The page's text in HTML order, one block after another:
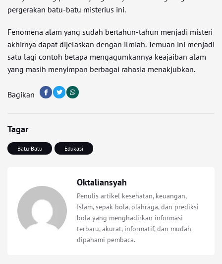
pergerakan batu-batu misterius ini.
Fenomena alam yang sudah bertahun-tahun menjadi misteri
akhirnya dapat dijelaskan dengan ilmiah. Temuan ini menjadi
satu lagi contoh betapa mengagumkannya keajaiban alam
yang masih menyimpan berbagai rahasia menakjubkan.
Bagikan
Tagar
Batu-Batu Edukasi
Oktaliansyah
Penulis artikel kesehatan, keuangan,
Islam, sepak bola, olahraga, dan prediksi
bola yang menghadirkan informasi
terbaru, akurat, informatif, dan mudah
dipahami pembaca.